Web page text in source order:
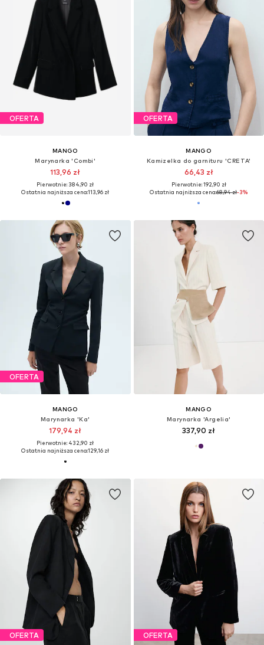
OFERTA
MANGO
Marynarka 'Combi'
113,96 zł
Pierwotnie: 384,90 zł
Ostatnia najniższa cena:113,96 zł
OFERTA
MANGO
Kamizelka do garnituru 'CRETA'
66,43 zł
Pierwotnie: 192,90 zł
Ostatnia najniższa cena:68,94 zł-3%
OFERTA
MANGO
Marynarka 'Ka'
179,94 zł
Pierwotnie: 432,90 zł
Ostatnia najniższa cena:129,16 zł
MANGO
Marynarka 'Argelia'
337,90 zł
OFERTA OFERTA